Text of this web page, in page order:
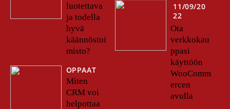
luotettava
ja todella
hyvä
käännöstoi
misto?
OPPAAT
Miten
CRM voi
helpottaa
11/09/20
22
Ota
verkkokau
ppasi
käyttöön
WooComm
ercen
avulla